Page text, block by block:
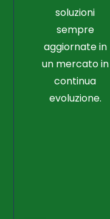
soluzioni
sempre
aggiornate in
un mercato in
continua
evoluzione.